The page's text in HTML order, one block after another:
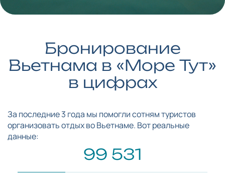
Бронирование
Вьетнама в «Море Тут»
в цифрах
За последние 3 года мы помогли сотням туристов
организовать отдых во Вьетнаме. Вот реальные
данные:
99 531